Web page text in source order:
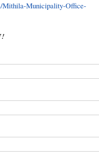
Mithila-Municipality-Office-
!